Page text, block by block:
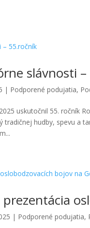
slávnosti
| Podporené podujatia,
uskutočnil 55. ročník
hudby, spevu a
| Podporené podujatia,